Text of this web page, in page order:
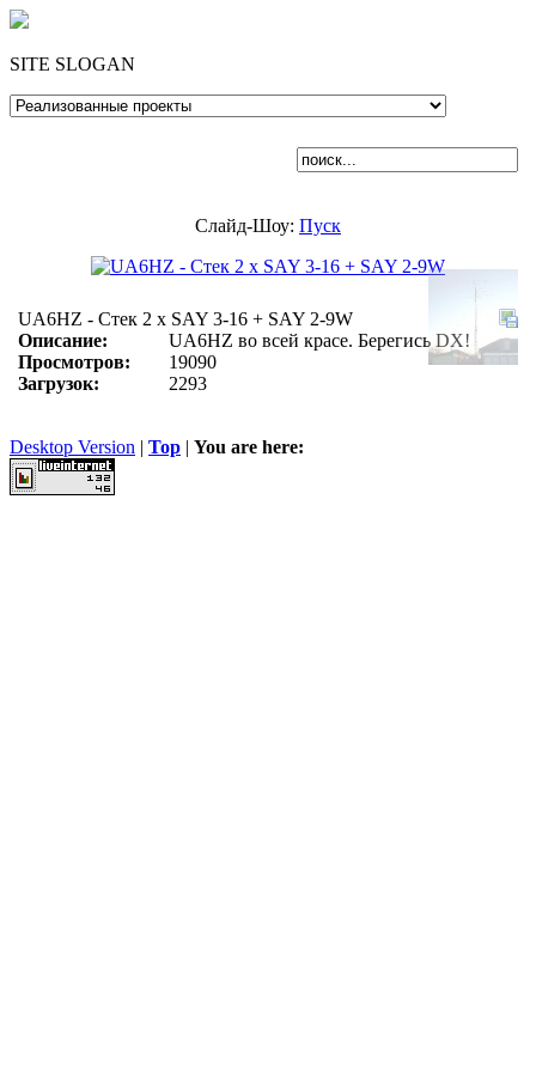
SITE SLOGAN
Слайд-Шоу: Пуск
UA6HZ - Стек 2 х SAY 3-16 + SAY 2-9W
Описание:
UA6HZ во всей красе. Берегись DX!
Просмотров:
19090
Загрузок:
2293
Desktop Version | Top | You are here: